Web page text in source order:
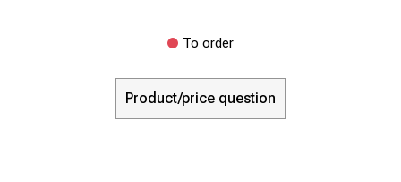
To order
Product/price question